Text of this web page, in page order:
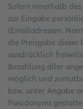
Sofern innerhalb
zur Eingabe
(Emailadressen,
die Preisgabe dieser
ausdrücklich
Bezahlung aller
möglich und
bzw. unter Angabe
Pseudonyms